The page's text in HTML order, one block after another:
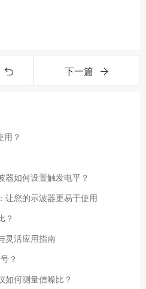
下一篇
？
器如何设置触发电平？
让您的示波器更易于使用
？
灵活应用指南
？
如何测量信噪比？